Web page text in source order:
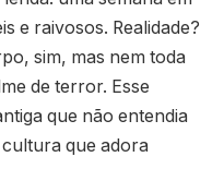
e raivosos. Realidade?
sim, mas nem toda
de terror. Esse
que não entendia
que adora